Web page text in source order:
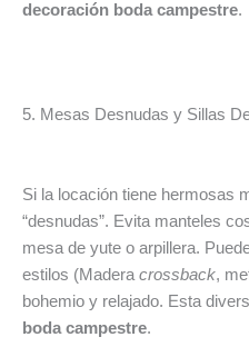
decoración boda campestre.
5. Mesas Desnudas y Sillas
Si la locación tiene hermosas
“desnudas”. Evita manteles
mesa de yute o arpillera.
estilos (Madera crossback,
bohemio y relajado. Esta
boda campestre.